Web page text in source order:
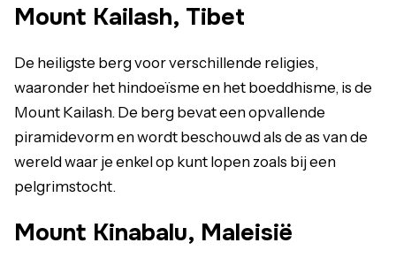
Mount Kailash, Tibet
De heiligste berg voor verschillende religies,
waaronder het hindoeïsme en het boeddhisme, is de
Mount Kailash. De berg bevat een opvallende
piramidevorm en wordt beschouwd als de as van de
wereld waar je enkel op kunt lopen zoals bij een
pelgrimstocht.
Mount Kinabalu, Maleisië